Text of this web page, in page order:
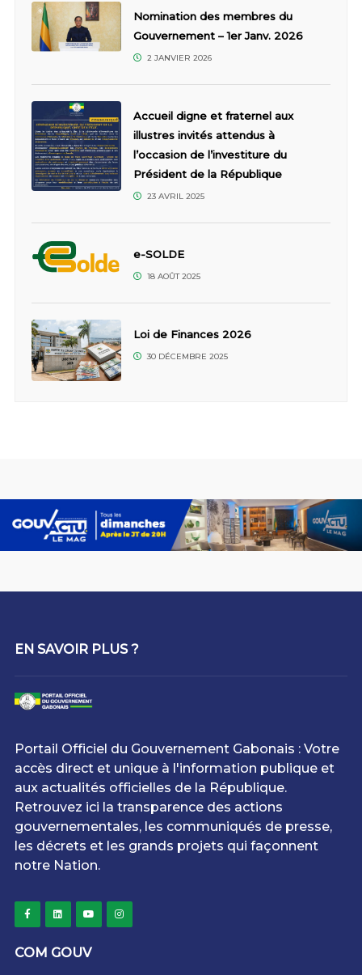
Nomination des membres du
Gouvernement – 1er Janv. 2026
2 JANVIER 2026
Accueil digne et fraternel aux
illustres invités attendus à
l’occasion de l’investiture du
Président de la République
23 AVRIL 2025
e-SOLDE
18 AOÛT 2025
Loi de Finances 2026
30 DÉCEMBRE 2025
EN SAVOIR PLUS ?
Portail Officiel du Gouvernement Gabonais : Votre
accès direct et unique à l'information publique et
aux actualités officielles de la République.
Retrouvez ici la transparence des actions
gouvernementales, les communiqués de presse,
les décrets et les grands projets qui façonnent
notre Nation.
COM GOUV